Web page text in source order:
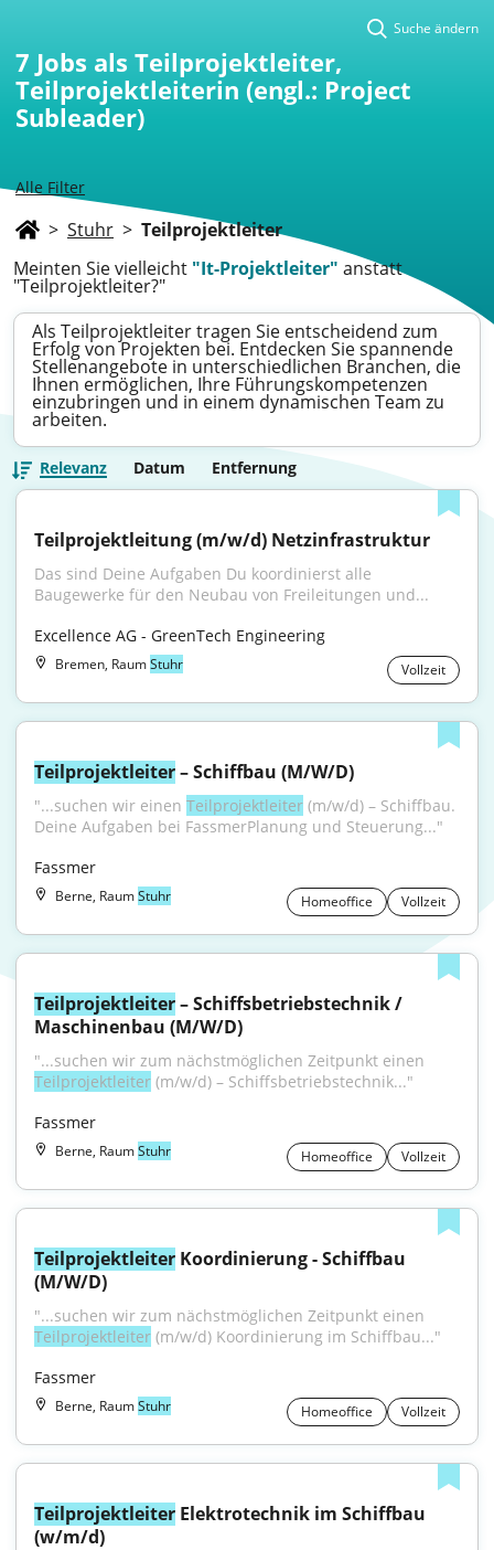
Alle Filter
Suche ändern
7 Jobs als Teilprojektleiter,
Teilprojektleiterin (engl.: Project
Subleader)
> Stuhr > Teilprojektleiter
Meinten Sie vielleicht "It-Projektleiter" anstatt
"Teilprojektleiter?"
Als Teilprojektleiter tragen Sie entscheidend zum
Erfolg von Projekten bei. Entdecken Sie spannende
Stellenangebote in unterschiedlichen Branchen, die
Ihnen ermöglichen, Ihre Führungskompetenzen
einzubringen und in einem dynamischen Team zu
arbeiten.
Relevanz Datum Entfernung
Teilprojektleitung (m/w/d) Netzinfrastruktur
Das sind Deine Aufgaben Du koordinierst alle
Baugewerke für den Neubau von Freileitungen und...
Excellence AG - GreenTech Engineering
Bremen, RaumStuhr Vollzeit
Teilprojektleiter – Schiffbau (M/W/D)
"...suchen wir einen Teilprojektleiter (m/w/d) – Schiffbau.
Deine Aufgaben bei FassmerPlanung und Steuerung..."
Fassmer
Berne, RaumStuhr Homeoffice Vollzeit
Teilprojektleiter – Schiffsbetriebstechnik /
Maschinenbau (M/W/D)
Teilprojektleiter (m/w/d) – Schiffsbetriebstechnik..."
Fassmer
Berne, RaumStuhr Homeoffice Vollzeit
Teilprojektleiter Koordinierung - Schiffbau
(M/W/D)
Teilprojektleiter (m/w/d) Koordinierung im Schiffbau..."
Fassmer
Berne, RaumStuhr Homeoffice Vollzeit
Teilprojektleiter Elektrotechnik im Schiffbau
(w/m/d)